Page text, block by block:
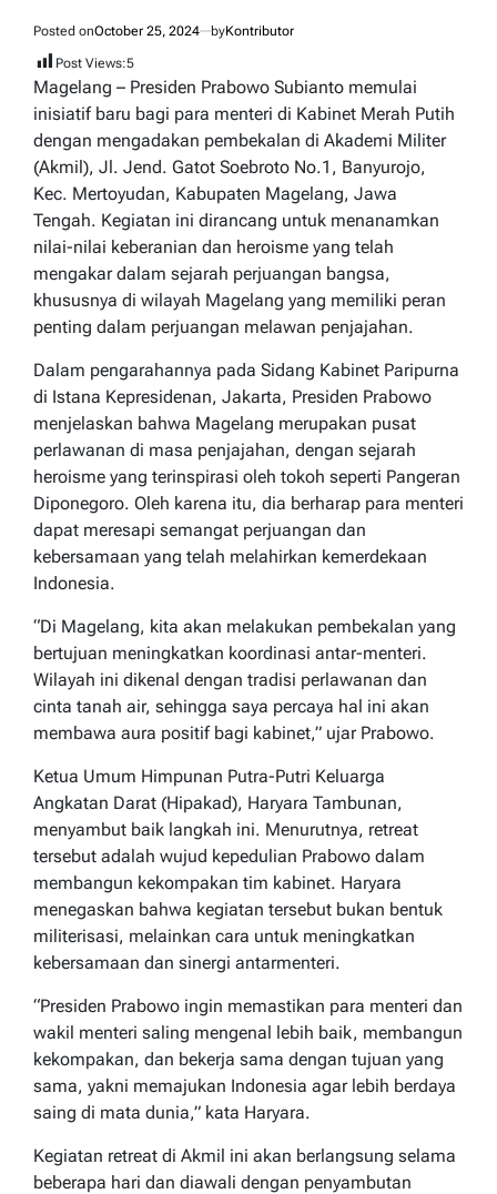
Posted onOctober 25, 2024 byKontributor
Post Views:5
Magelang – Presiden Prabowo Subianto memulai
inisiatif baru bagi para menteri di Kabinet Merah Putih
dengan mengadakan pembekalan di Akademi Militer
(Akmil), Jl. Jend. Gatot Soebroto No.1, Banyurojo,
Kec. Mertoyudan, Kabupaten Magelang, Jawa
Tengah. Kegiatan ini dirancang untuk menanamkan
nilai-nilai keberanian dan heroisme yang telah
mengakar dalam sejarah perjuangan bangsa,
khususnya di wilayah Magelang yang memiliki peran
penting dalam perjuangan melawan penjajahan.
Dalam pengarahannya pada Sidang Kabinet Paripurna
di Istana Kepresidenan, Jakarta, Presiden Prabowo
menjelaskan bahwa Magelang merupakan pusat
perlawanan di masa penjajahan, dengan sejarah
heroisme yang terinspirasi oleh tokoh seperti Pangeran
Diponegoro. Oleh karena itu, dia berharap para menteri
dapat meresapi semangat perjuangan dan
kebersamaan yang telah melahirkan kemerdekaan
Indonesia.
“Di Magelang, kita akan melakukan pembekalan yang
bertujuan meningkatkan koordinasi antar-menteri.
Wilayah ini dikenal dengan tradisi perlawanan dan
cinta tanah air, sehingga saya percaya hal ini akan
membawa aura positif bagi kabinet,” ujar Prabowo.
Ketua Umum Himpunan Putra-Putri Keluarga
Angkatan Darat (Hipakad), Haryara Tambunan,
menyambut baik langkah ini. Menurutnya, retreat
tersebut adalah wujud kepedulian Prabowo dalam
membangun kekompakan tim kabinet. Haryara
menegaskan bahwa kegiatan tersebut bukan bentuk
militerisasi, melainkan cara untuk meningkatkan
kebersamaan dan sinergi antarmenteri.
“Presiden Prabowo ingin memastikan para menteri dan
wakil menteri saling mengenal lebih baik, membangun
kekompakan, dan bekerja sama dengan tujuan yang
sama, yakni memajukan Indonesia agar lebih berdaya
saing di mata dunia,” kata Haryara.
Kegiatan retreat di Akmil ini akan berlangsung selama
beberapa hari dan diawali dengan penyambutan